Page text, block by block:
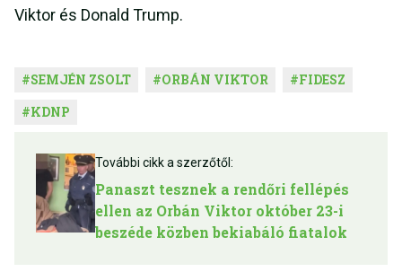
Viktor és Donald Trump.
#SEMJÉN ZSOLT #ORBÁN VIKTOR #FIDESZ
#KDNP
További cikk a szerzőtől:
Panaszt tesznek a rendőri fellépés
ellen az Orbán Viktor október 23-i
beszéde közben bekiabáló fiatalok